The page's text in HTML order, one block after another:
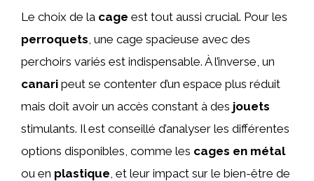
Le choix de la cage est tout aussi crucial. Pour les
perroquets, une cage spacieuse avec des
perchoirs variés est indispensable. À l’inverse, un
canari peut se contenter d’un espace plus réduit
mais doit avoir un accès constant à des jouets
stimulants. Il est conseillé d’analyser les différentes
options disponibles, comme les cages en métal
ou en plastique, et leur impact sur le bien-être de